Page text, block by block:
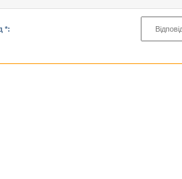
*: